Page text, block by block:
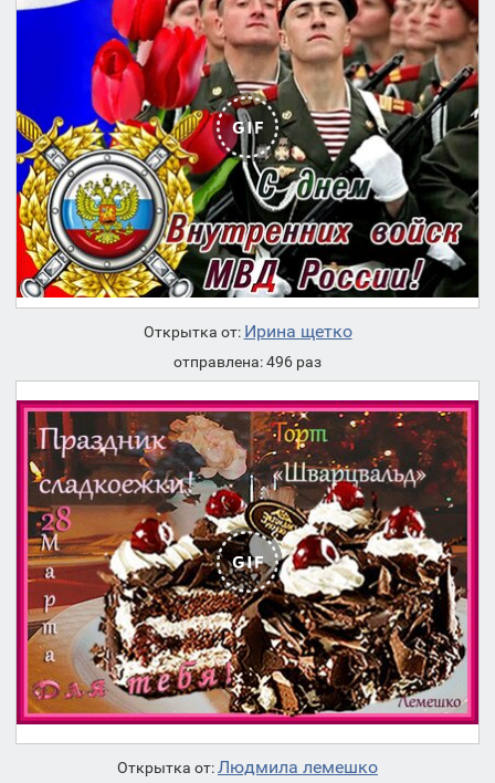
Открытка от: Ирина щетко
отправлена: 496 раз
Открытка от:Людмила лемешко